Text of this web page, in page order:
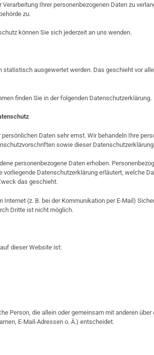
Ihrer personenbezogenen Daten zu
zu.
können Sie sich jederzeit an uns wenden.
statistisch ausgewertet werden. Das geschieht vor
finden Sie in der folgenden Datenschutzerklärung.
Daten sehr ernst. Wir behandeln Ihre
sowie dieser Datenschutzerklärung.
personenbezogene Daten erhoben.
Datenschutzerklärung erläutert, welche
das geschieht.
(z. B. bei der Kommunikation per E-Mail)
Dritte ist nicht möglich.
dieser Website ist:
Person, die allein oder gemeinsam mit anderen
E-Mail-Adressen o. Ä.) entscheidet.